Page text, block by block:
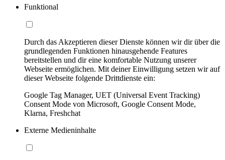
Funktional
Durch das Akzeptieren dieser Dienste können wir dir über die
grundlegenden Funktionen hinausgehende Features
bereitstellen und dir eine komfortable Nutzung unserer
Webseite ermöglichen. Mit deiner Einwilligung setzen wir auf
dieser Webseite folgende Drittdienste ein:
Google Tag Manager, UET (Universal Event Tracking)
Consent Mode von Microsoft, Google Consent Mode,
Klarna, Freshchat
Externe Medieninhalte